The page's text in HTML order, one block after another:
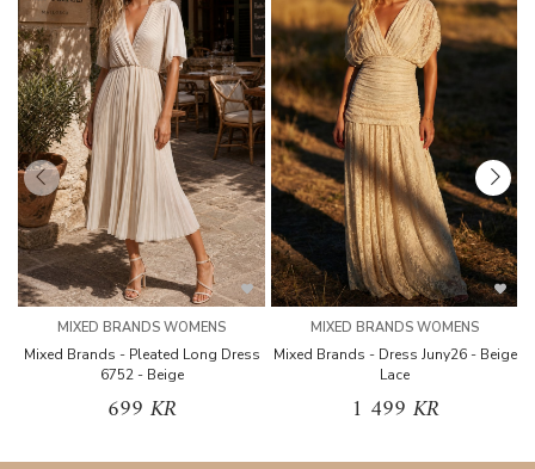
MIXED BRANDS WOMENS
Mixed Brands - Pleated Long Dress
6752 - Beige
699 KR
MIXED BRANDS WOMENS
Mixed Brands - Dress Juny26 - Beige
Lace
1 499 KR